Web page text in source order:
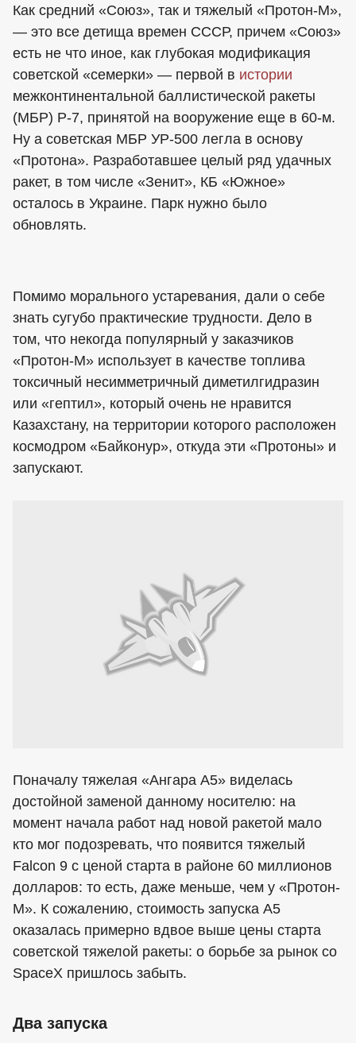
Как средний «Союз», так и тяжелый «Протон-М»,
— это все детища времен СССР, причем «Союз»
есть не что иное, как глубокая модификация
советской «семерки» — первой в истории
межконтинентальной баллистической ракеты
(МБР) Р-7, принятой на вооружение еще в 60-м.
Ну а советская МБР УР-500 легла в основу
«Протона». Разработавшее целый ряд удачных
ракет, в том числе «Зенит», КБ «Южное»
осталось в Украине. Парк нужно было
обновлять.
Помимо морального устаревания, дали о себе
знать сугубо практические трудности. Дело в
том, что некогда популярный у заказчиков
«Протон-М» использует в качестве топлива
токсичный несимметричный диметилгидразин
или «гептил», который очень не нравится
Казахстану, на территории которого расположен
космодром «Байконур», откуда эти «Протоны» и
запускают.
Поначалу тяжелая «Ангара А5» виделась
достойной заменой данному носителю: на
момент начала работ над новой ракетой мало
кто мог подозревать, что появится тяжелый
Falcon 9 с ценой старта в районе 60 миллионов
долларов: то есть, даже меньше, чем у «Протон-
М». К сожалению, стоимость запуска А5
оказалась примерно вдвое выше цены старта
советской тяжелой ракеты: о борьбе за рынок со
SpaceX пришлось забыть.
Два запуска